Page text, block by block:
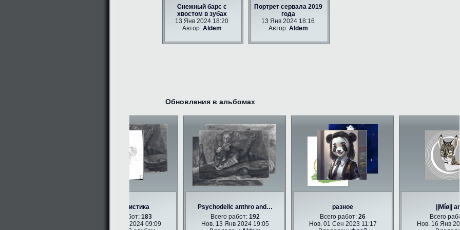
Снежный барс с
хвостом в зубах
13 Янв 2024 18:20
Автор: Aldem
Портрет сервала 2019
года
13 Янв 2024 18:16
Автор: Aldem
Обновления в альбомах
Анималистика
Всего работ:183
Нов. 25 Фев 2024 09:09
Psychodelic anthro and…
Всего работ:192
Нов. 13 Янв 2024 19:05
разное
Всего работ:26
Нов. 01 Сен 2023 11:17
||Míø|| arts
Всего работ:
Нов. 16 Янв 2019